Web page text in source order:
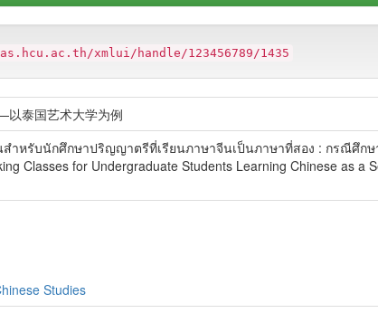
xmlui/handle/123456789/1435
泰国艺术大学为例
ำหรับนักศึกษาปริญญาตรีที่เรียนภาษาจีนเป็นภาษาที่สอง : กรณีศึก
Classes for Undergraduate Students Learning Chinese as a
Studies